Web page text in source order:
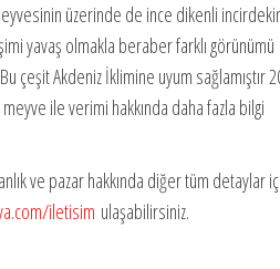
üzerinde de ince dikenli
yavaş olmakla beraber farklı görünümü
çeşit Akdeniz İklimine uyum sağlamıştır
ile verimi hakkında daha fazla bilgi
ve pazar hakkında diğer tüm detaylar
iletisim ulaşabilirsiniz.